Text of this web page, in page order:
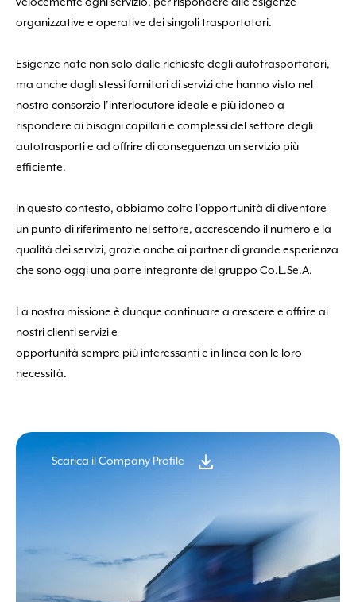
organizzative e operative dei singoli trasportatori.
Esigenze nate non solo dalle richieste degli autotrasportatori,
ma anche dagli stessi fornitori di servizi che hanno visto nel
nostro consorzio l’interlocutore ideale e più idoneo a
rispondere ai bisogni capillari e complessi del settore degli
autotrasporti e ad offrire di conseguenza un servizio più
efficiente.
In questo contesto, abbiamo colto l’opportunità di diventare
un punto di riferimento nel settore, accrescendo il numero e la
qualità dei servizi, grazie anche ai partner di grande esperienza
che sono oggi una parte integrante del gruppo Co.L.Se.A.
La nostra missione è dunque continuare a crescere e offrire ai
nostri clienti servizi e
opportunità sempre più interessanti e in linea con le loro
necessità.
Scarica il Company Profile